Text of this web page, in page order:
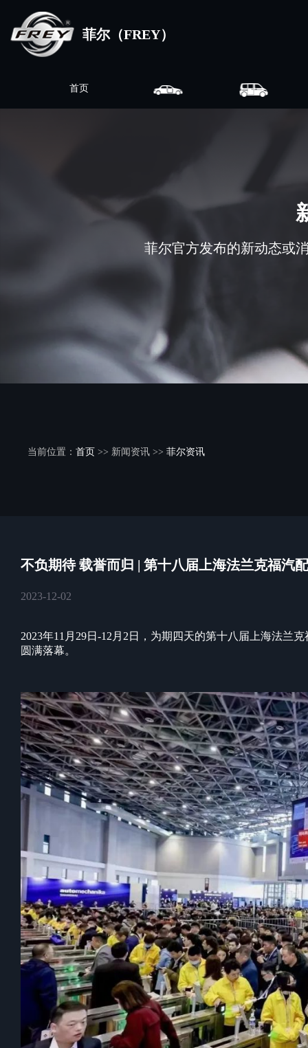
菲尔（FREY）
首页
菲尔官方发布的新动态或
当前位置： 首页 >> 新闻资讯 >> 菲尔资讯
不负期待 载誉而归 | 第十八届上海法兰克福汽
2023-12-02
2023年11月29日-12月2日，为期四天的第十八届上海法兰
圆满落幕。